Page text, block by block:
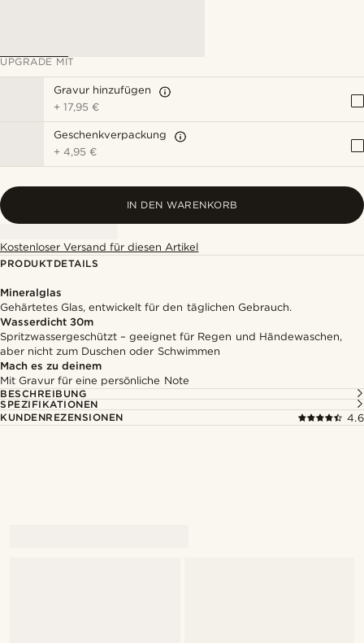
UPGRADE MIT
Gravur hinzufügen
+17,95 €
Geschenkverpackung
+4,95 €
IN DEN WARENKORB
Kostenloser Versand für diesen Artikel
PRODUKTDETAILS
Mineralglas
Gehärtetes Glas, entwickelt für den täglichen Gebrauch.
Wasserdicht 30m
Spritzwassergeschützt – geeignet für Regen und Händewaschen,
aber nicht zum Duschen oder Schwimmen
Mach es zu deinem
Mit Gravur für eine persönliche Note
BESCHREIBUNG
SPEZIFIKATIONEN
KUNDENREZENSIONEN
4.6